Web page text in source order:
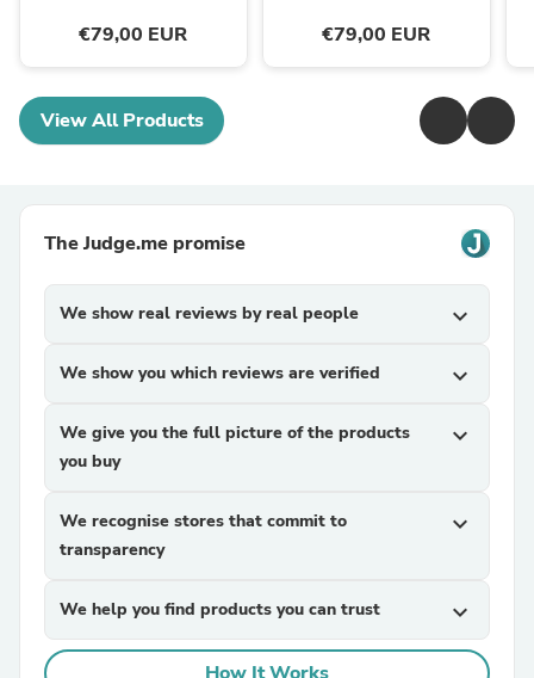
€79,00 EUR €79,00 EUR
View All Products
The Judge.me promise
We show real reviews by real people expand_more
We show you which reviews are verified expand_more
We give you the full picture of the products
you buy
expand_more
We recognise stores that commit to
transparency
expand_more
We help you find products you can trust expand_more